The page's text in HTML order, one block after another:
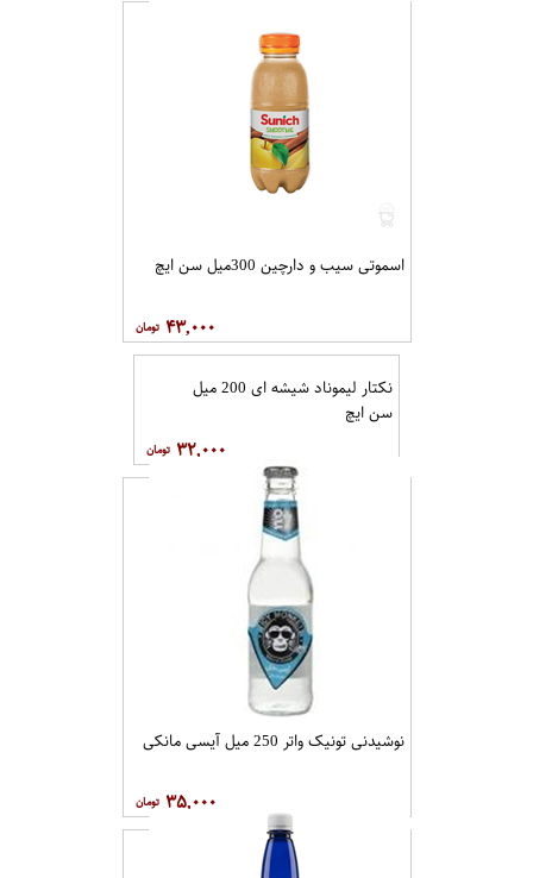
اسموتی سیب و دارچین 300میل سن ایچ
۴۳,۰۰۰
نکتار لیموناد شیشه ای 200 میل
سن ایچ
۳۲,۰۰۰
نوشیدنی تونیک واتر 250 میل آیسی مانکی
۳۵,۰۰۰